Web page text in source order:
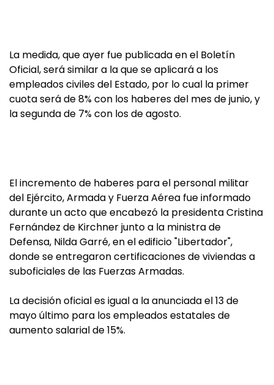
La medida, que ayer fue publicada en el Boletín
Oficial, será similar a la que se aplicará a los
empleados civiles del Estado, por lo cual la primer
cuota será de 8% con los haberes del mes de junio, y
la segunda de 7% con los de agosto.
El incremento de haberes para el personal militar
del Ejército, Armada y Fuerza Aérea fue informado
durante un acto que encabezó la presidenta Cristina
Fernández de Kirchner junto a la ministra de
Defensa, Nilda Garré, en el edificio "Libertador",
donde se entregaron certificaciones de viviendas a
suboficiales de las Fuerzas Armadas.
La decisión oficial es igual a la anunciada el 13 de
mayo último para los empleados estatales de
aumento salarial de 15%.